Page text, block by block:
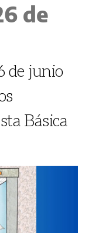
de
de junio
Básica